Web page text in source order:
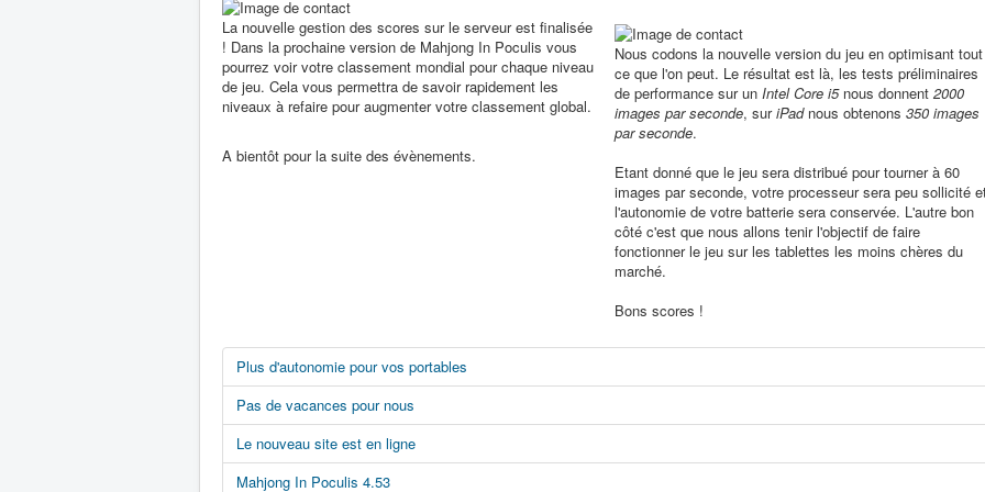
La nouvelle gestion des scores sur le serveur est finalisée
! Dans la prochaine version de Mahjong In Poculis vous
pourrez voir votre classement mondial pour chaque niveau
de jeu. Cela vous permettra de savoir rapidement les
niveaux à refaire pour augmenter votre classement global.
A bientôt pour la suite des évènements.
Nous codons la nouvelle version du jeu en optimisant tout
ce que l'on peut. Le résultat est là, les tests préliminaires
de performance sur un Intel Core i5nous donnent2000
images par seconde, suriPadnous obtenons350 images
par seconde.
Etant donné que le jeu sera distribué pour tourner à 60
images par seconde, votre processeur sera peu sollicité
l'autonomie de votre batterie sera conservée. L'autre bon
côté c'est que nous allons tenir l'objectif de faire
fonctionner le jeu sur les tablettes les moins chères du
marché.
Bons scores !
Plus d'autonomie pour vos portables
Pas de vacances pour nous
Le nouveau site est en ligne
Mahjong In Poculis 4.53